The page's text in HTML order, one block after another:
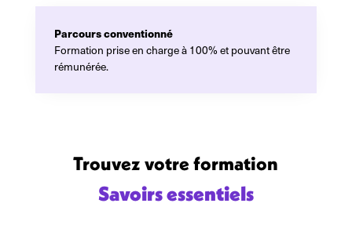
Parcours conventionné
Formation prise en charge à 100% et pouvant être
rémunérée.
Trouvez votre formation
Savoirs essentiels